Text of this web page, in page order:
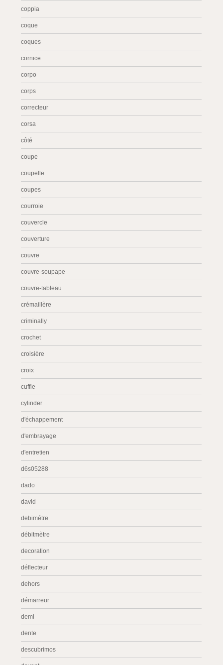
coppia
coque
coques
cornice
corpo
corps
correcteur
corsa
côté
coupe
coupelle
coupes
courroie
couvercle
couverture
couvre
couvre-soupape
couvre-tableau
crémaillère
criminally
crochet
croisière
croix
cuffie
cylinder
d'échappement
d'embrayage
d'entretien
d6s05288
dado
david
debimétre
débitmètre
decoration
déflecteur
dehors
démarreur
demi
dente
descubrimos